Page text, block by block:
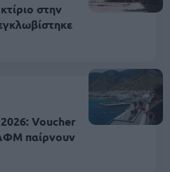
στην
Voucher
παίρνουν